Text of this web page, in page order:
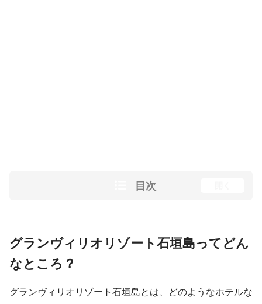
目次
グランヴィリオリゾート石垣島ってどん
なところ？
グランヴィリオリゾート石垣島とは、どのようなホテルな